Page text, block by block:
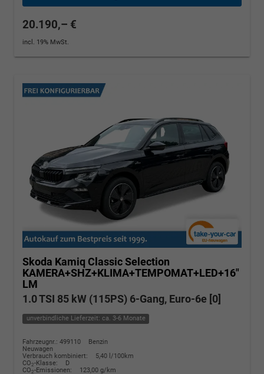
20.190,– €
incl. 19% MwSt.
Skoda Kamiq Classic Selection
KAMERA+SHZ+KLIMA+TEMPOMAT+LED+16"
LM
1.0 TSI 85 kW (115PS) 6-Gang, Euro-6e [0]
unverbindliche Lieferzeit: ca. 3-6 Monate
Fahrzeugnr.: 499110
Benzin
Neuwagen
Verbrauch kombiniert:
5,40 l/100km
CO2-Klasse:
D
CO2-Emissionen: 123,00 g/km